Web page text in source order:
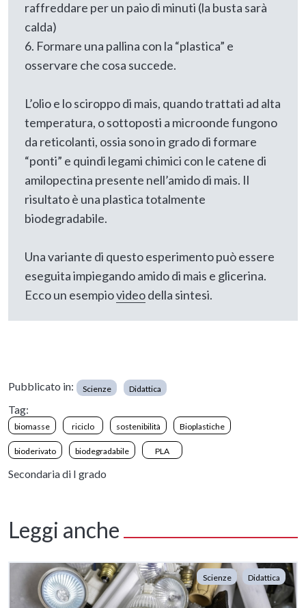
raffreddare per un paio di minuti (la busta sarà
calda)
6. Formare una pallina con la “plastica” e
osservare che cosa succede.
L’olio e lo sciroppo di mais, quando trattati ad alta
temperatura, o sottoposti a microonde fungono
da reticolanti, ossia sono in grado di formare
“ponti” e quindi legami chimici con le catene di
amilopectina presente nell’amido di mais. Il
risultato è una plastica totalmente
biodegradabile.
Una variante di questo esperimento può essere
eseguita impiegando amido di mais e glicerina.
Ecco un esempiovideodella sintesi.
Pubblicato in: Scienze Didattica
Tag:
biomasse riciclo sostenibilità Bioplastiche
bioderivato biodegradabile PLA
Secondaria di I grado
Leggi anche
Scienze Didattica